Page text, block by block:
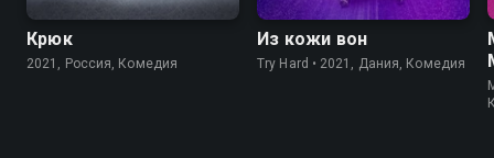
Крюк
2021, Россия, Комедия
Из кожи вон
Try Hard • 2021, Дания, Комедия